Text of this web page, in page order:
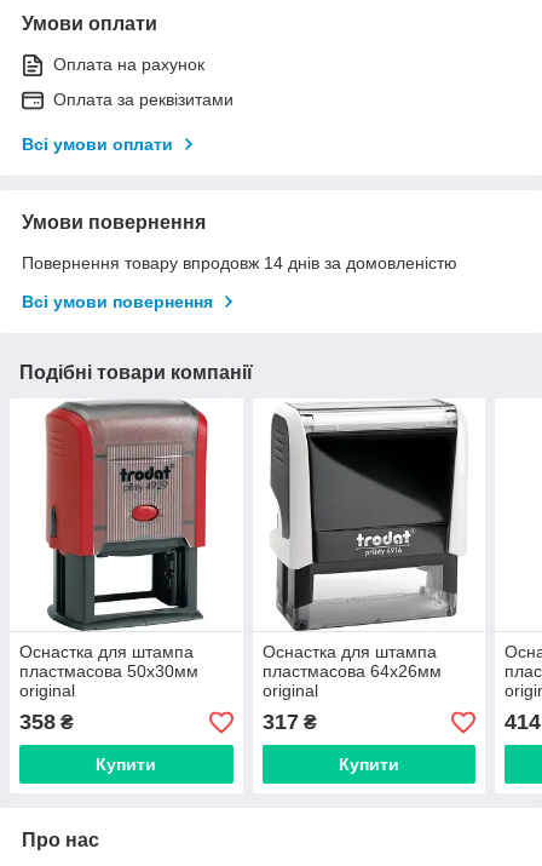
Умови оплати
Оплата на рахунок
Оплата за реквізитами
Всі умови оплати
Умови повернення
Повернення товару впродовж 14 днів за домовленістю
Всі умови повернення
Подібні товари компанії
Оснастка для штампа
пластмасова 50х30мм
original
358 ₴
Купити
Оснастка для штампа
пластмасова 64х26мм
original
317₴
Купити
414
Про нас